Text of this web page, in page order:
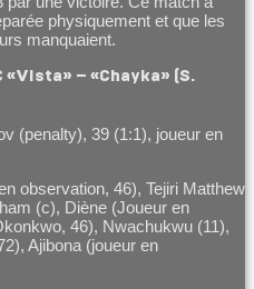
physiquement et que les
manquaient.
«Vista» – «Chayka» (S.
(penalty), 39 (1:1), joueur en
observation, 46), Tejiri Matthew
(c), Diène (Joueur en
46), Nwachukwu (11),
Ajibona (joueur en